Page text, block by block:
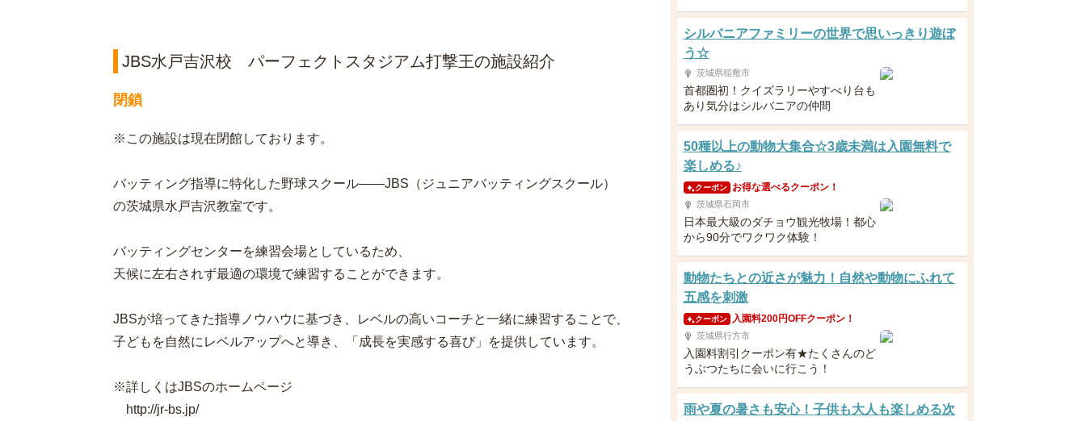
JBS水戸吉沢校 パーフェクトスタジアム打撃王の施設紹介
閉鎖
※この施設は現在閉館しております。
バッティング指導に特化した野球スクール――JBS（ジュニアバッティングスクール）
の茨城県水戸吉沢教室です。
バッティングセンターを練習会場としているため、
天候に左右されず最適の環境で練習することができます。
JBSが培ってきた指導ノウハウに基づき、レベルの高いコーチと一緒に練習することで、
子どもを自然にレベルアップへと導き、「成長を実感する喜び」を提供しています。
※詳しくはJBSのホームページ
http://jr-bs.jp/
シルバニアファミリーの世界で思いっきり遊ぼ
う☆
茨城県稲敷市
首都圏初！クイズラリーやすべり台も
あり気分はシルバニアの仲間
50種以上の動物大集合☆3歳未満は入園無料で
楽しめる♪
クーポン お得な選べるクーポン！
茨城県石岡市
日本最大級のダチョウ観光牧場！都心
から90分でワクワク体験！
動物たちとの近さが魅力！自然や動物にふれて
五感を刺激
クーポン 入園料200円OFFクーポン！
茨城県行方市
入園料割引クーポン有★たくさんのど
うぶつたちに会いに行こう！
雨や夏の暑さも安心！子供も大人も楽しめる次